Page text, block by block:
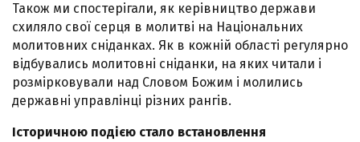
Також ми спостерігали, як керівництво держави
схиляло свої серця в молитві на Національних
молитовних сніданках. Як в кожній області регулярно
відбувались молитовні сніданки, на яких читали і
розмірковували над Словом Божим і молились
державні управлінці різних рангів.
Історичною подією стало встановлення